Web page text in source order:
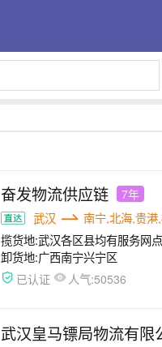
奋发物流供应链 7年
武汉
南宁,北海,贵
揽货地:武汉各区县均有服务网点
卸货地:广西南宁兴宁区
已认证 人气:50536
武汉皇马镖局物流有限